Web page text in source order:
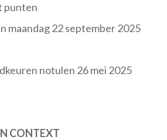
punten
maandag 22 september 2025
notulen 26 mei 2025
CONTEXT